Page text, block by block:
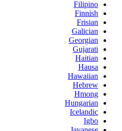
Filipino
Finnish
Frisian
Galician
Georgian
Gujarati
Haitian
Hausa
Hawaiian
Hebrew
Hmong
Hungarian
Icelandic
Igbo